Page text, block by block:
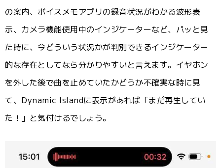
の案内、ボイスメモアプリの録音状況がわかる波形表
示、カメラ機能使用中のインジケーターなど、パッと見
た時に、今どういう状況かが判別できるインジケーター
的な存在としてなら分かりやすいと言えます。イヤホン
を外した後で曲を止めていたかどうか不確実な時に見
て、Dynamic Islandに表示があれば「まだ再生してい
た！」と気付けるでしょう。